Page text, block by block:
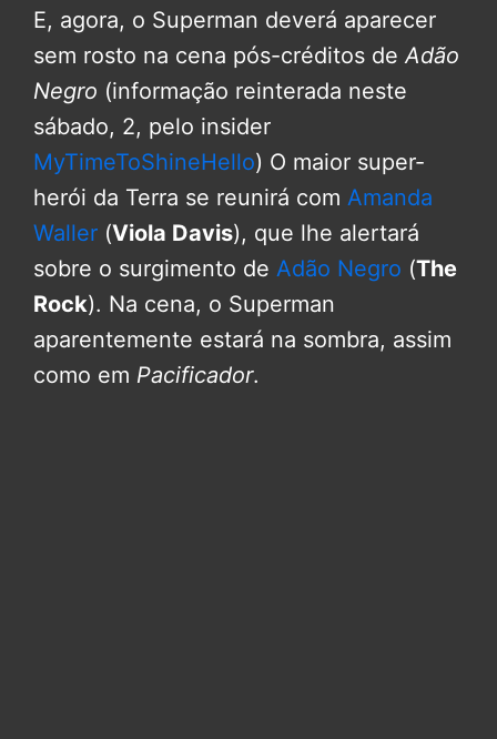
E, agora, o Superman deverá aparecer
sem rosto na cena pós-créditos de Adão
Negro (informação reinterada neste
sábado, 2, pelo insider
MyTimeToShineHello) O maior super-
herói da Terra se reunirá com Amanda
Waller (Viola Davis), que lhe alertará
sobre o surgimento de Adão Negro (The
Rock). Na cena, o Superman
aparentemente estará na sombra, assim
como em Pacificador.